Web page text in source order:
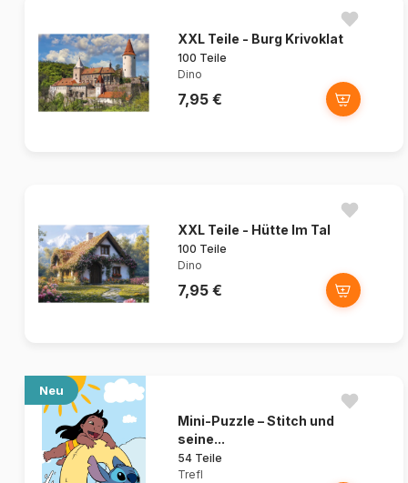
XXL Teile - Burg Krivoklat
100 Teile
Dino
7,95 €
XXL Teile - Hütte Im Tal
100 Teile
Dino
7,95 €
Neu
Mini-Puzzle – Stitch und
seine...
54 Teile
Trefl